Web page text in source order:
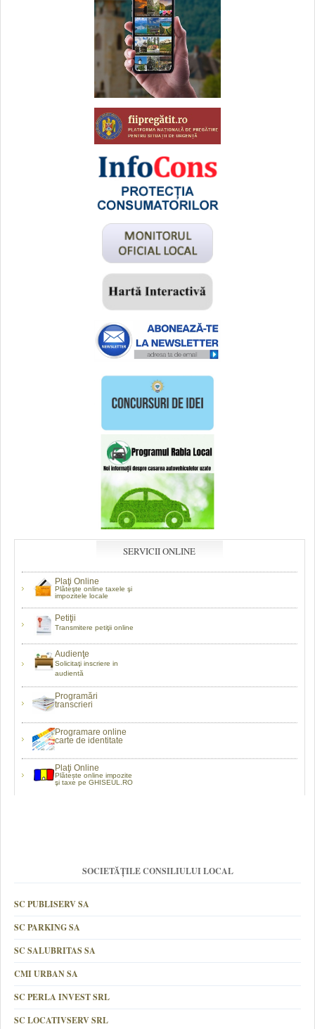
SERVICII ONLINE
Plaţi Online
Plăteşte online taxele şi
impozitele locale
Petiţii
Transmitere petiţii online
Audienţe
Solicitaţi inscriere in
audientă
Programări
transcrieri
Programare online
carte de identitate
Plaţi Online
Plătește online impozite
şi taxe pe GHISEUL.RO
SOCIETĂȚILE CONSILIULUI LOCAL
SC PUBLISERV SA
SC PARKING SA
SC SALUBRITAS SA
CMI URBAN SA
SC PERLA INVEST SRL
SC LOCATIVSERV SRL